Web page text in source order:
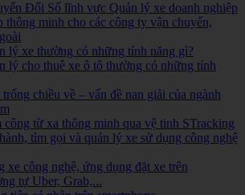
Đổi Số lĩnh vực Quản lý xe doanh nghiệp
thông minh cho các công ty vận chuyển,
lý xe thường có những tính năng gì?
lý cho thuê xe ô tô thường có những tính
chiều về – vấn đề nan giải của ngành
công từ xa thông minh qua vệ tinh STracking
tìm gọi và quản lý xe sử dụng công nghệ
xe công nghệ, ứng dụng đặt xe trên
tự Uber, Grab,...